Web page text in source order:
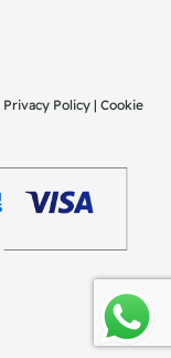
Privacy Policy | Cookie